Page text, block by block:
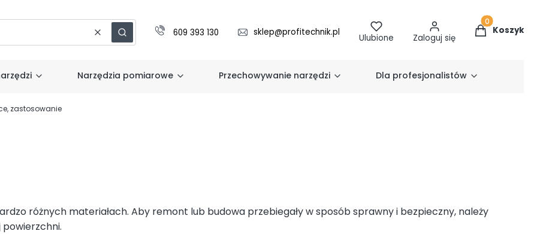
WyczyśćSzukaj 609 393 130 sklep@profitechnik.pl
Ulubione Zaloguj się Produkty w
Koszyk
Narzędzia pomiarowe Przechowywanie narzędzi Dla profesjonalistów
zastosowanie
różnych materiałach. Aby remont lub budowa przebiegały w sposób sprawny i bezpieczny, należy